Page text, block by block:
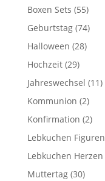
Boxen Sets (55)
Geburtstag (74)
Halloween (28)
Hochzeit (29)
Jahreswechsel (11)
Kommunion (2)
Konfirmation (2)
Lebkuchen Figuren
Lebkuchen Herzen
Muttertag (30)